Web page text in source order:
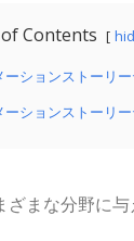
Contents
ーションストーリ
ーションストーリ
まな分野に